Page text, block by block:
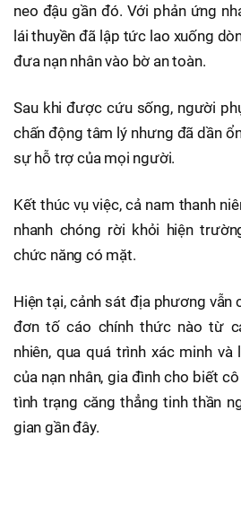
neo đậu gần đó. Với phản ứng
lái thuyền đã lập tức lao xuống
đưa nạn nhân vào bờ an toàn.
Sau khi được cứu sống, người
chấn động tâm lý nhưng đã dần
sự hỗ trợ của mọi người.
Kết thúc vụ việc, cả nam thanh
nhanh chóng rời khỏi hiện
chức năng có mặt.
Hiện tại, cảnh sát địa phương
đơn tố cáo chính thức nào từ
nhiên, qua quá trình xác minh
của nạn nhân, gia đình cho biết
tình trạng căng thẳng tinh thần
gian gần đây.